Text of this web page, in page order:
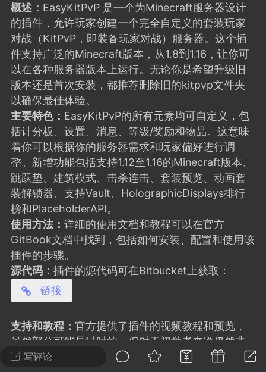
教程 材质 社区
潮涌核心
永久赞助者
11-27 02:06
电脑端 社区规则
议贴】SodaMC 的改进与建议 🧃
社区的建议&反馈板块，欢迎每
在这里畅所欲言，提出你对 社区功能、
、管理方式等方面 的任何想法！...
11 5.9k
潮涌核心
24 23:37
电脑端 整合包分享
主页反馈贴
反馈你遇到的问题 以及 你期望的功能等
不方便可尝试通过邮箱与作者进行反馈
写评论
概述： EasyKitPvP 是一个为Minecraft服务器设计
的插件，允许玩家创建一个完全自定义的套装玩家
对战（KitPvP，即装备玩家对战）服务器。这个插
件支持广泛的Minecraft版本，从1.8到1.16，让你可
以在各种服务器版本上运行。无论你是希望升级旧
版本还是首次安装，都推荐删除旧的kitpvp文件夹
以确保最佳体验。
主要特色： EasyKitPvP的所有元素均可自定义，包
括计分板、设置、消息、等级/奖励和物品。这意味
着你可以根据你的服务器需求和玩家偏好进行调
整。新增功能包括支持1.12至1.16的Minecraft版本、
跳跃垫、建筑模式、击杀连击、套装预览、动画套
装解锁器、支持Vault、HolographicDisplays排行
榜和PlaceholderAPI。
使用方法： 详细的使用文档和教程可以在官方
GitBook文档中找到，包括如何安装、配置和使用该
插件的步骤。
源代码： 插件的源代码可在Bitbucket上获取：
链接
支持和教程： 官方提供了插件的视频教程和预览，
虽然部分可能是过时的，但对于初学者来说仍然非
常有用。此外，如果遇到任何问题，可以通过